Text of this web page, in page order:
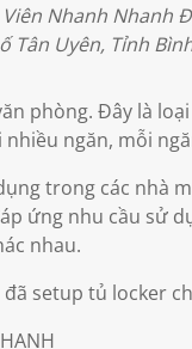
Nhanh
Tân Uyên, Tỉnh
phòng. Đây là
ngăn, mỗi
trong các nhà
ứng nhu cầu sử
nhau.
setup tủ locker